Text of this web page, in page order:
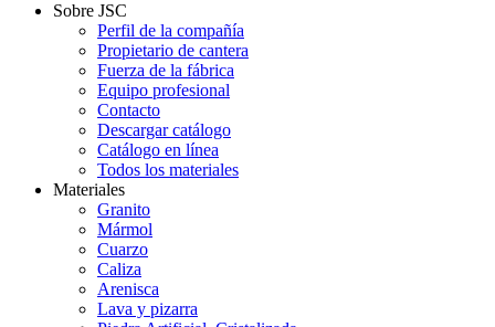
Sobre JSC
Perfil de la compañía
Propietario de cantera
Fuerza de la fábrica
Equipo profesional
Contacto
Descargar catálogo
Catálogo en línea
Todos los materiales
Materiales
Granito
Mármol
Cuarzo
Caliza
Arenisca
Lava y pizarra